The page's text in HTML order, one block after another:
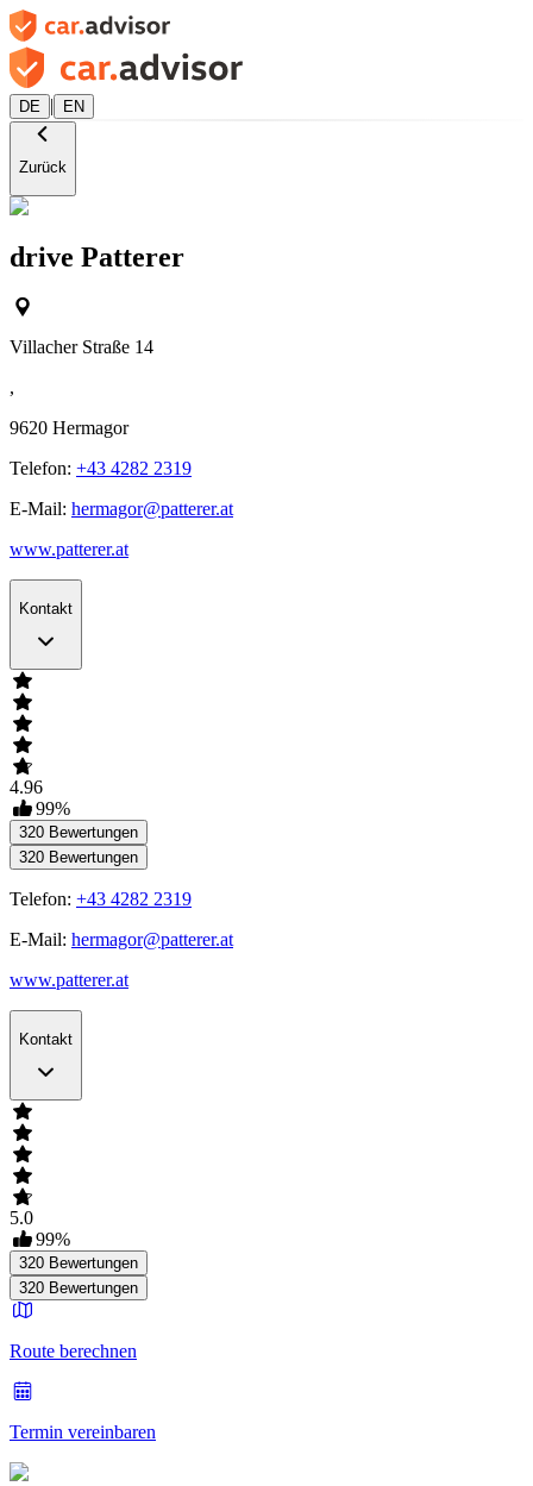
DE | EN
Zurück
drive Patterer
Villacher Straße 14
,
9620 Hermagor
Telefon: +43 4282 2319
E-Mail: hermagor@patterer.at
www.patterer.at
Kontakt
4.96
99%
320 Bewertungen
320 Bewertungen
Telefon: +43 4282 2319
E-Mail: hermagor@patterer.at
www.patterer.at
Kontakt
5.0
99%
320 Bewertungen
320 Bewertungen
Route berechnen
Termin vereinbaren